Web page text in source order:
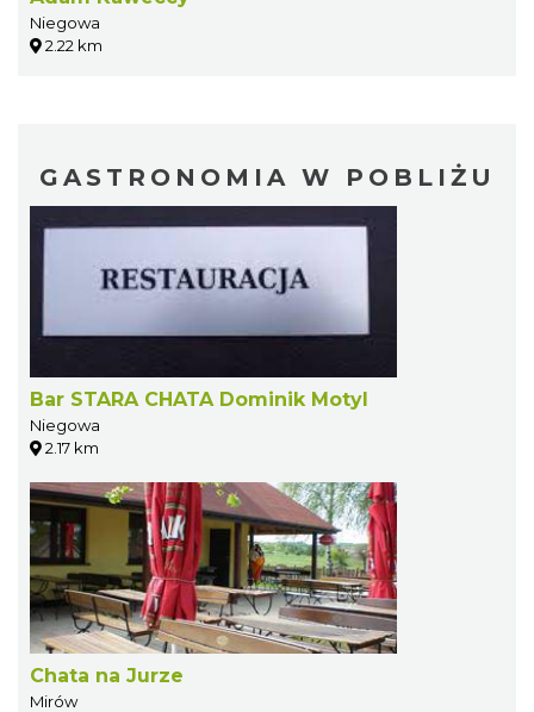
Niegowa
2.22 km
GASTRONOMIA W POBLIŻU
Bar STARA CHATA Dominik Motyl
Niegowa
2.17 km
Chata na Jurze
Mirów